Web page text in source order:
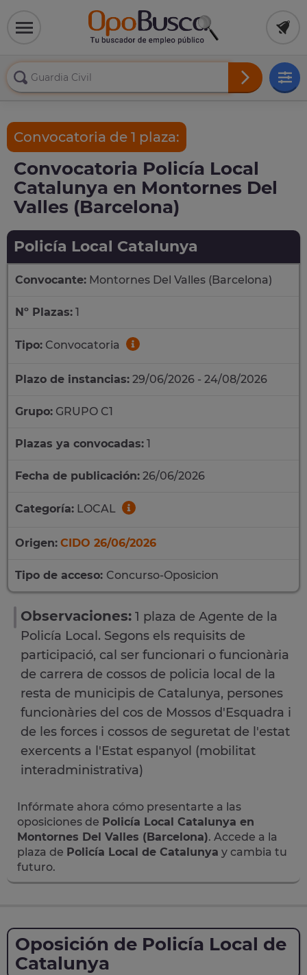
Convocatoria de 1 plaza:
Convocatoria Policía Local
Catalunya en Montornes Del
Valles (Barcelona)
Policía Local Catalunya
Convocante: Montornes Del Valles (Barcelona)
Nº Plazas: 1
Tipo: Convocatoria
Plazo de instancias: 29/06/2026 - 24/08/2026
Grupo: GRUPO C1
Plazas ya convocadas: 1
Fecha de publicación: 26/06/2026
Categoría: LOCAL
Origen: CIDO 26/06/2026
Tipo de acceso: Concurso-Oposicion
Observaciones: 1 plaza de Agente de la
Policía Local. Segons els requisits de
participació, cal ser funcionari o funcionària
de carrera de cossos de policia local de la
resta de municipis de Catalunya, persones
funcionàries del cos de Mossos d'Esquadra i
de les forces i cossos de seguretat de l'estat
exercents a l'Estat espanyol (mobilitat
interadministrativa)
Infórmate ahora cómo presentarte a las
oposiciones de Policía Local Catalunya en
Montornes Del Valles (Barcelona). Accede a la
plaza de Policía Local de Catalunya y cambia tu
futuro.
Oposición de Policía Local de
Catalunya